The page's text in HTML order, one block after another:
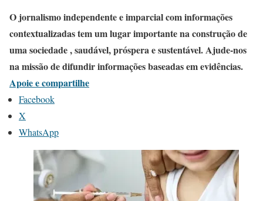
O jornalismo independente e imparcial com informações
contextualizadas tem um lugar importante na construção de
uma sociedade , saudável, próspera e sustentável. Ajude-nos
na missão de difundir informações baseadas em evidências.
Apoie e compartilhe
Facebook
X
WhatsApp